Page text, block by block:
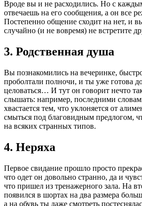
Вроде вы и не расходились. Но с
отвечаешь на его сообщения, а он все
Постепенно общение сходит на нет, и
случайно (и не вовремя) не встретите
3. Родственная душа
Вы познакомились на вечеринке,
проболтали полночи, и ты уже готова
целоваться… И тут он говорит нечто
слышать: например, последними
хвастается тем, что уклоняется от
смыться под благовидным предлогом,
на всяких странных типов.
4. Неряха
Первое свидание прошло просто
что одет он довольно странно, да и
что пришел из тренажерного зала. На
появился в шортах на два размера
а на обувь ты даже смотреть